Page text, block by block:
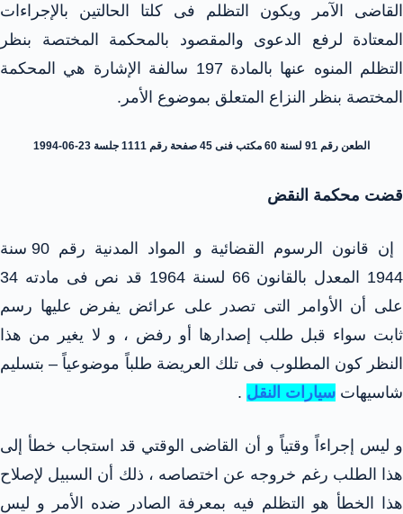
القاضى الآمر ويكون التظلم فى كلتا الحالتين بالإجراءات
المعتادة لرفع الدعوى والمقصود بالمحكمة المختصة بنظر
التظلم المنوه عنها بالمادة 197 سالفة الإشارة هي المحكمة
المختصة بنظر النزاع المتعلق بموضوع الأمر.
الطعن رقم 91 لسنة 60 مكتب فنى 45 صفحة رقم 1111 جلسة 23-06-1994
قضت محكمة النقض
إن قانون الرسوم القضائية و المواد المدنية رقم 90 سنة
1944 المعدل بالقانون 66 لسنة 1964 قد نص فى مادته 34
على أن الأوامر التى تصدر على عرائض يفرض عليها رسم
ثابت سواء قبل طلب إصدارها أو رفض ، و لا يغير من هذا
النظر كون المطلوب فى تلك العريضة طلباً موضوعياً – بتسليم
شاسيهات سيارات النقل .
و ليس إجراءاً وقتياً و أن القاضى الوقتي قد استجاب خطأ إلى
هذا الطلب رغم خروجه عن اختصاصه ، ذلك أن السبيل لإصلاح
هذا الخطأ هو التظلم فيه بمعرفة الصادر ضده الأمر و ليس